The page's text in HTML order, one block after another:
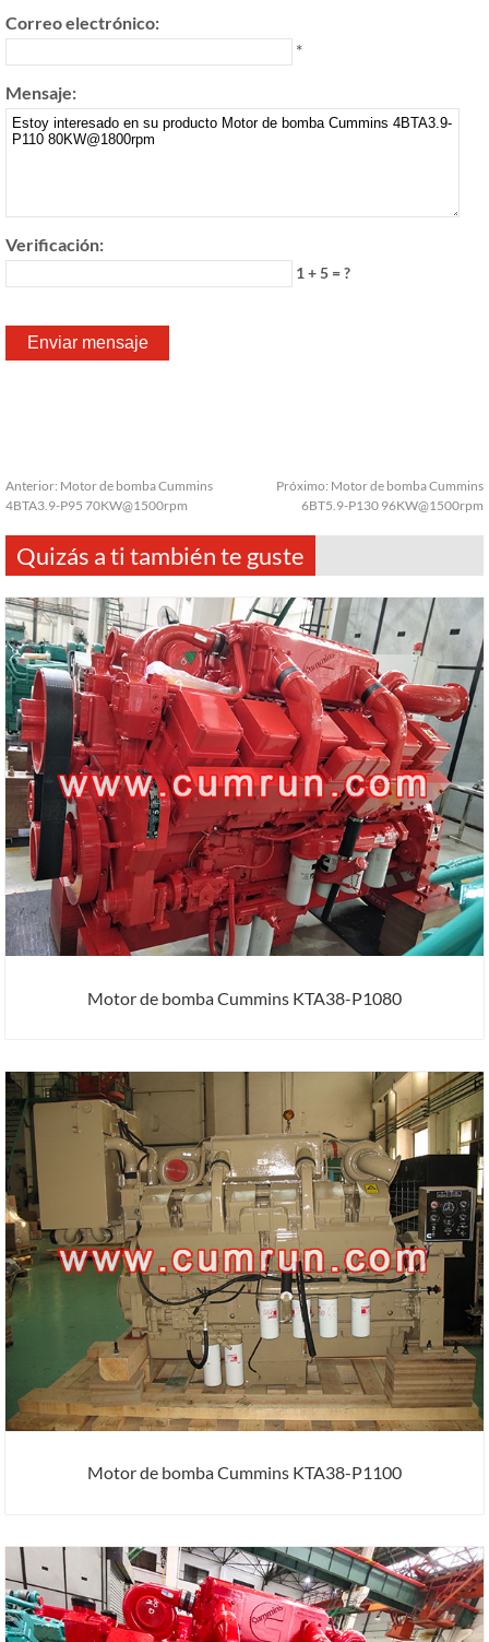
Correo electrónico:
*
Mensaje:
Verificación:
1 + 5 = ?
Anterior: Motor de bomba Cummins
4BTA3.9-P95 70KW@1500rpm
Próximo: Motor de bomba Cummins
6BT5.9-P130 96KW@1500rpm
Quizás a ti también te guste
Motor de bomba Cummins KTA38-P1080
Motor de bomba Cummins KTA38-P1100